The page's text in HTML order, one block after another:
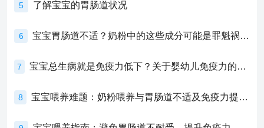
5 了解宝宝的胃肠道状况
6 宝宝胃肠道不适？奶粉中的这些成分可能是罪魁祸首！
7 宝宝总生病就是免疫力低下？关于婴幼儿免疫力的真相，家长必须了解！
8 宝宝喂养难题：奶粉喂养与胃肠道不适及免疫力提升的奥秘